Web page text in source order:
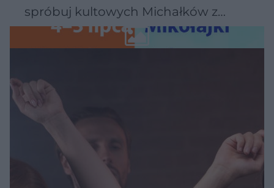
spróbuj kultowych Michałków z
Wawelu